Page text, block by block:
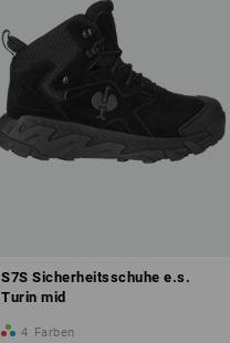
S7S Sicherheitsschuhe e.s.
Turin mid
4 Farben